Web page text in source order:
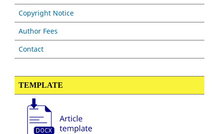
Copyright Notice
Author Fees
Contact
TEMPLATE